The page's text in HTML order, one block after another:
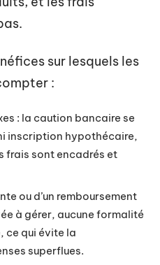
sur lesquels les
:
: la caution bancaire se
inscription hypothécaire,
frais sont encadrés et
ou d’un remboursement
à gérer, aucune formalité
ce qui évite la
superflues.